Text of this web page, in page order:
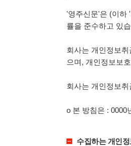
'영주신문'은 (이하
률을 준수하고 있
회사는 개인정보
으며, 개인정보보
회사는 개인정보
ο 본 방침은 : 0000
수집하는 개인